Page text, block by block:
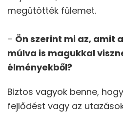
megütötték fülemet.
– Ön szerint mi az, amit
múlva is magukkal
élményekből?
Biztos vagyok benne,
fejlődést vagy az